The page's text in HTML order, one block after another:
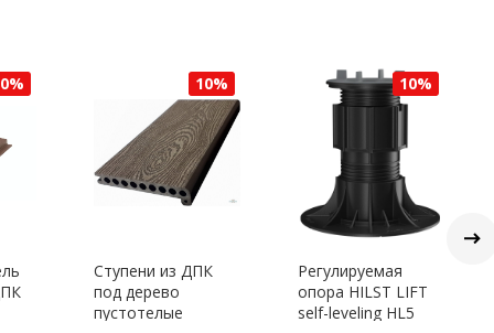
10%
Ступени из ДПК
под дерево
пустотелые
10%
Регулируемая
опора HILST LIFT
self-leveling HL5